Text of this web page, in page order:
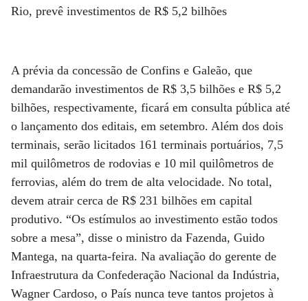
Rio, prevê investimentos de R$ 5,2 bilhões
A prévia da concessão de Confins e Galeão, que
demandarão investimentos de R$ 3,5 bilhões e R$ 5,2
bilhões, respectivamente, ficará em consulta pública até
o lançamento dos editais, em setembro. Além dos dois
terminais, serão licitados 161 terminais portuários, 7,5
mil quilômetros de rodovias e 10 mil quilômetros de
ferrovias, além do trem de alta velocidade. No total,
devem atrair cerca de R$ 231 bilhões em capital
produtivo. “Os estímulos ao investimento estão todos
sobre a mesa”, disse o ministro da Fazenda, Guido
Mantega, na quarta-feira. Na avaliação do gerente de
Infraestrutura da Confederação Nacional da Indústria,
Wagner Cardoso, o País nunca teve tantos projetos à